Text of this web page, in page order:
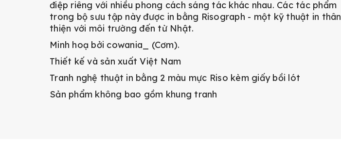
điệp riêng với nhiều phong cách sáng tác khác nhau. Các tác phẩm
trong bộ sưu tập này được in bằng Risograph - một kỹ thuật in thân
thiện với môi trường đến từ Nhật.
Minh hoạ bởi cowania_ (Cơm).
Thiết kế và sản xuất Việt Nam
Tranh nghệ thuật in bằng 2 màu mực Riso kèm giấy bồi lót
Sản phẩm không bao gồm khung tranh